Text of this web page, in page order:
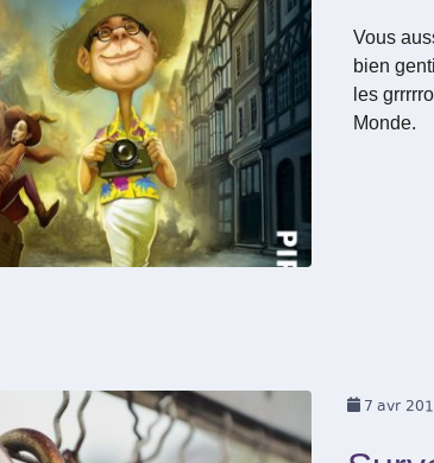
Vous
bien
les
Monde.
7 avr